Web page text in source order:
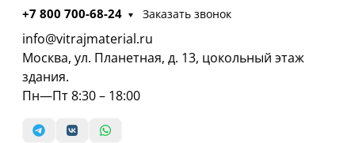
+7 800 700-68-24 Заказать звонок
info@vitrajmaterial.ru
Москва, ул. Планетная, д. 13, цокольный этаж
здания.
Пн—Пт 8:30 – 18:00